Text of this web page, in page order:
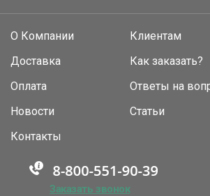
О Компании
Доставка
Оплата
Новости
Клиентам
Как заказать?
Ответы на
Статьи
Контакты
Заказать звонок